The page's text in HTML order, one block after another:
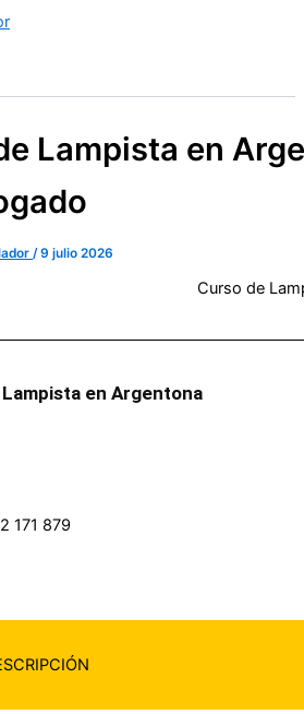
Lampista en
/9 julio 2026
en Argentona
171 879